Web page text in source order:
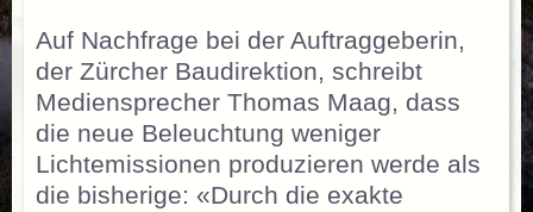
Auf Nachfrage bei der Auftraggeberin,
der Zürcher Baudirektion, schreibt
Mediensprecher Thomas Maag, dass
die neue Beleuchtung weniger
Lichtemissionen produzieren werde als
die bisherige: «Durch die exakte